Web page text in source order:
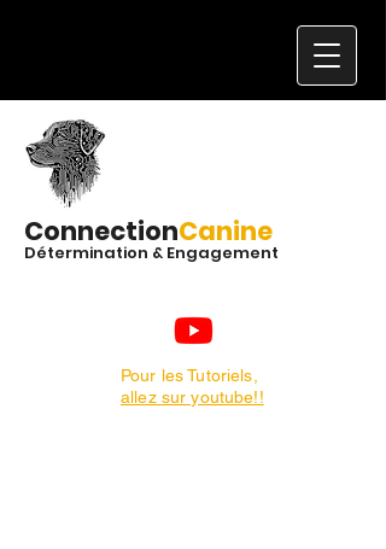
ConnectionCanine
Détermination & Engagement
Pour les Tutoriels,
allez sur youtube!!